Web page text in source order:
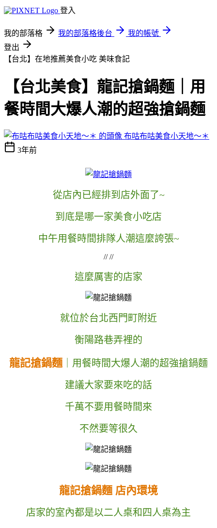
登入
我的部落格 我的部落格後台
我的帳號
登出
【台北】在地推薦美食小吃 美味食記
【台北美食】龍記搶鍋麵｜用
餐時間大爆人潮的超強搶鍋麵
布咕布咕美食小天地～＊
3年前
從店內已經排到店外面了~
到底是哪一家美食小吃店
中午用餐時間排隊人潮這麼誇張~
// //
這麼厲害的店家
就位於台北西門町附近
衡陽路巷弄裡的
龍記搶鍋麵 ｜用餐時間大爆人潮的超強搶鍋麵
建議大家要來吃的話
千萬不要用餐時間來
不然要等很久
龍記搶鍋麵 店內環境
店家的室內都是以二人桌和四人桌為主